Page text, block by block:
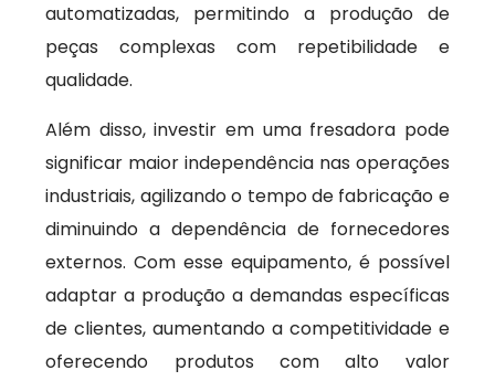
automatizadas, permitindo a produção de
peças complexas com repetibilidade e
qualidade.
Além disso, investir em uma fresadora pode
significar maior independência nas operações
industriais, agilizando o tempo de fabricação e
diminuindo a dependência de fornecedores
externos. Com esse equipamento, é possível
adaptar a produção a demandas específicas
de clientes, aumentando a competitividade e
oferecendo produtos com alto valor